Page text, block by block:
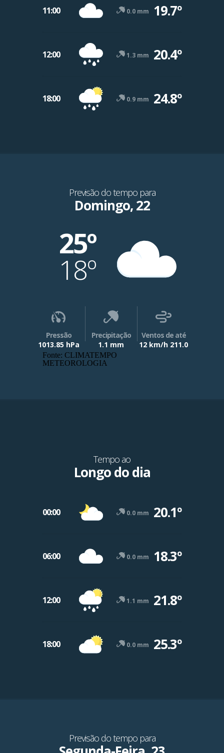
11:00 0.0 mm 19.7º
12:00 1.3 mm 20.4º
18:00 0.9 mm 24.8º
Previsão do tempo para
Domingo, 22
25º
18º
Pressão
1013.85 hPa
Precipitação
1.1 mm
Ventos de até
12 km/h 211.0
Fonte: CLIMATEMPO
METEOROLOGIA
Tempo ao
Longo do dia
00:00 0.0 mm 20.1º
06:00 0.0 mm 18.3º
12:00 1.1 mm 21.8º
18:00 0.0 mm 25.3º
Previsão do tempo para